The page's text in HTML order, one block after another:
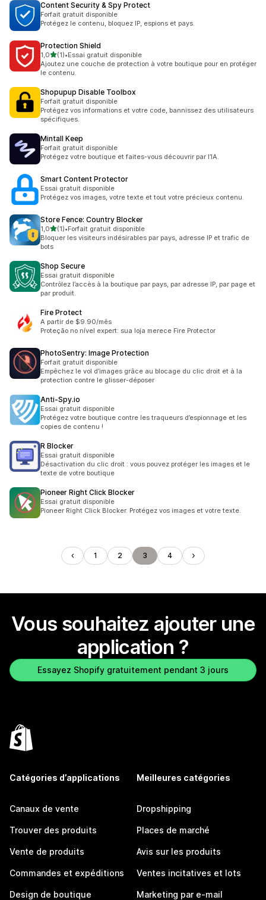
Content Security & Spy Protect
Forfait gratuit disponible
Protégez le contenu, bloquez IP, espions et pays.
Protection Shield
1,0étoile(s) sur 5
(1)
1 avis au total
•Essai gratuit disponible
Ajoutez une couche de protection à votre boutique pour en protéger
le contenu.
Shopupup Disable Toolbox
Forfait gratuit disponible
Protégez vos informations et votre code, bannissez des utilisateurs
spécifiques.
Mintall Keep
Forfait gratuit disponible
Protégez votre boutique et faites-vous découvrir par l’IA.
Smart Content Protector
Essai gratuit disponible
Protégez vos images, votre texte et tout votre précieux contenu.
Store Fence: Country Blocker
1,0étoile(s) sur 5
(1)
1 avis au total
•Forfait gratuit disponible
Bloquer les visiteurs indésirables par pays, adresse IP et trafic de
bots
Shop Secure
Essai gratuit disponible
Contrôlez l’accès à la boutique par pays, par adresse IP, par page et
par produit.
Fire Protect
A partir de $9.90/mês
Proteção no nível expert: sua loja merece Fire Protector
PhotoSentry: Image Protection
Forfait gratuit disponible
Empêchez le vol d’images grâce au blocage du clic droit et à la
protection contre le glisser-déposer
Anti‑Spy.io
Essai gratuit disponible
Protégez votre boutique contre les traqueurs d’espionnage et les
copies de contenu !
R Blocker
Essai gratuit disponible
Désactivation du clic droit : vous pouvez protéger les images et le
texte de votre boutique
Pioneer Right Click Blocker
Essai gratuit disponible
Pioneer Right Click Blocker. Protégez vos images et votre texte.
1 2 3 4
Vous souhaitez ajouter une
application ?
Essayez Shopify gratuitement pendant 3 jours
Catégories d’applications
Canaux de vente
Trouver des produits
Vente de produits
Commandes et expéditions
Design de boutique
Meilleures catégories
Dropshipping
Places de marché
Avis sur les produits
Ventes incitatives et lots
Marketing par e-mail